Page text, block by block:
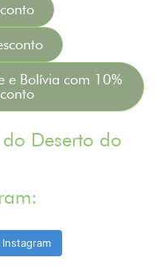
e Bolívia com 10%
Deserto do